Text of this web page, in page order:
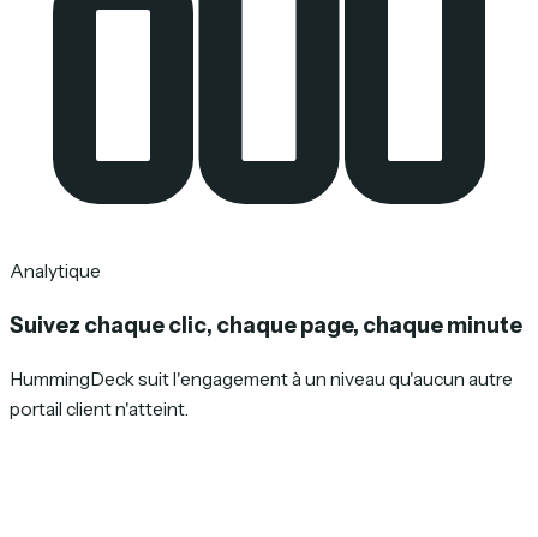
Analytique
Suivez chaque clic, chaque page, chaque minute
HummingDeck suit l'engagement à un niveau qu'aucun autre
portail client n'atteint.